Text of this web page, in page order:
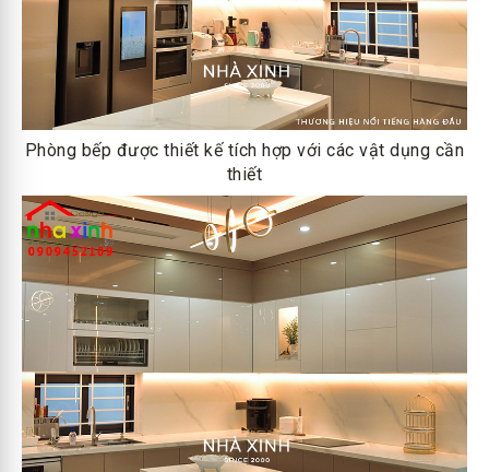
Phòng bếp được thiết kế tích hợp với các vật dụng cần
thiết